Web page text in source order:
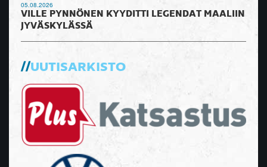
05.08.2026
VILLE PYNNÖNEN KYYDITTI LEGENDAT MAALIIN
JYVÄSKYLÄSSÄ
UUTISARKISTO